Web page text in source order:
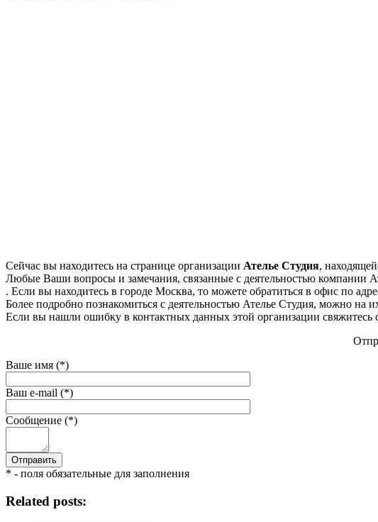
Сейчас вы находитесь на странице организации Ателье Студия,
Любые Ваши вопросы и замечания, связанные с деятельностью компании
. Если вы находитесь в городе Москва, то можете обратиться в офис по
Более подробно познакомиться с деятельностью Ателье Студия, можно на
Если вы нашли ошибку в контактных данных этой организации
Ваше имя (*)
Ваш e-mail (*)
Сообщение (*)
* - поля обязательные для заполнения
Related posts: